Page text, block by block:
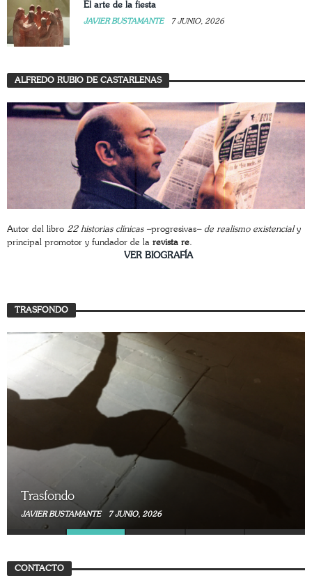
El arte de la fiesta
JAVIER BUSTAMANTE 7 JUNIO, 2026
ALFREDO RUBIO DE CASTARLENAS
Autor del libro 22 historias clínicas –progresivas– de realismo existencialy
principal promotor y fundador de la revista re.
VER BIOGRAFÍA
TRASFONDO
Trasfondo
JAVIER BUSTAMANTE 7 JUNIO, 2026
CONTACTO